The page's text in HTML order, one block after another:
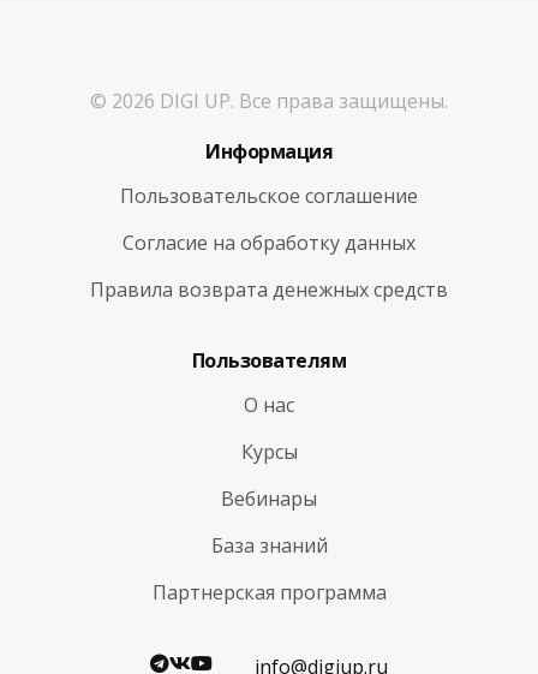
© 2026 DIGI UP. Все права защищены.
Информация
Пользовательское соглашение
Согласие на обработку данных
Правила возврата денежных средств
Пользователям
О нас
Курсы
Вебинары
База знаний
Партнерская программа
info@digiup.ru